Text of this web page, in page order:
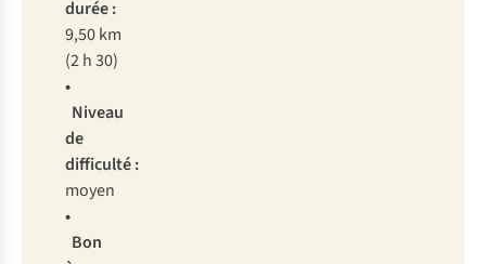
durée :
9,50 km
(2 h 30)
•
Niveau
de
difficulté :
moyen
•
Bon